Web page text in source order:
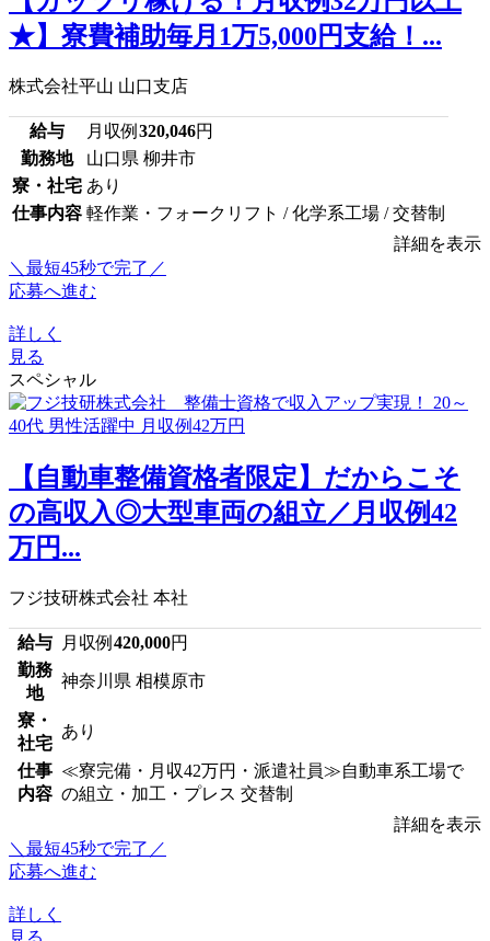
★】寮費補助毎月1万5,000円支給！...
株式会社平山 山口支店
給与 月収例 320,046円
勤務地
山口県 柳井市
寮・社宅 あり
仕事内容 軽作業・フォークリフト / 化学系工場 / 交替制
詳細を表示
＼最短45秒で完了／
応募へ進む
詳しく
見る
スペシャル
【自動車整備資格者限定】だからこそ
の高収入◎大型車両の組立／月収例42
万円...
フジ技研株式会社 本社
給与 月収例 420,000円
勤務
地
神奈川県 相模原市
寮・
社宅
あり
仕事
内容
≪寮完備・月収42万円・派遣社員≫自動車系工場で
の組立・加工・プレス 交替制
詳細を表示
＼最短45秒で完了／
応募へ進む
詳しく
見る